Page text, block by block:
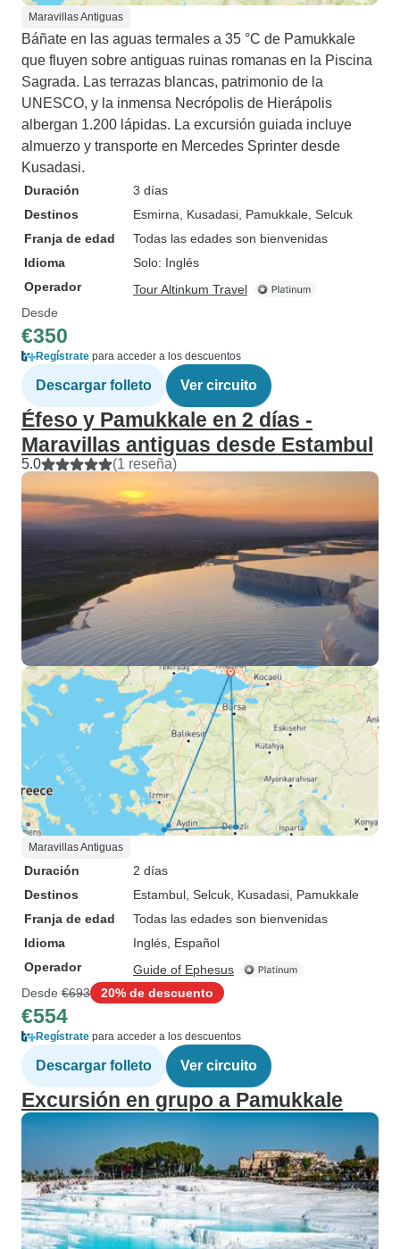
Maravillas Antiguas
Báñate en las aguas termales a 35 °C de Pamukkale
que fluyen sobre antiguas ruinas romanas en la Piscina
Sagrada. Las terrazas blancas, patrimonio de la
UNESCO, y la inmensa Necrópolis de Hierápolis
albergan 1.200 lápidas. La excursión guiada incluye
almuerzo y transporte en Mercedes Sprinter desde
Kusadasi.
Duración
3 días
Destinos
Esmirna , Kusadasi , Pamukkale , Selcuk
Franja de edad
Todas las edades son bienvenidas
Idioma
Solo: Inglés
Operador
Tour Altinkum Travel
Desde
€350
Regístrate para acceder a los descuentos
Descargar folleto Ver circuito
Éfeso y Pamukkale en 2 días -
Maravillas antiguas desde Estambul
5.0 (1 reseña)
Maravillas Antiguas
Duración
2 días
Destinos
Estambul , Selcuk , Kusadasi , Pamukkale
Franja de edad
Todas las edades son bienvenidas
Idioma
Inglés, Español
Operador
Guide of Ephesus
Desde €693 20% de descuento
€554
Regístrate para acceder a los descuentos
Descargar folleto Ver circuito
Excursión en grupo a Pamukkale